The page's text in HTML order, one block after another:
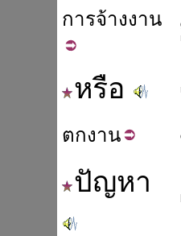
การจ้างงาน
หรือ
ตกงาน
ปัญหา